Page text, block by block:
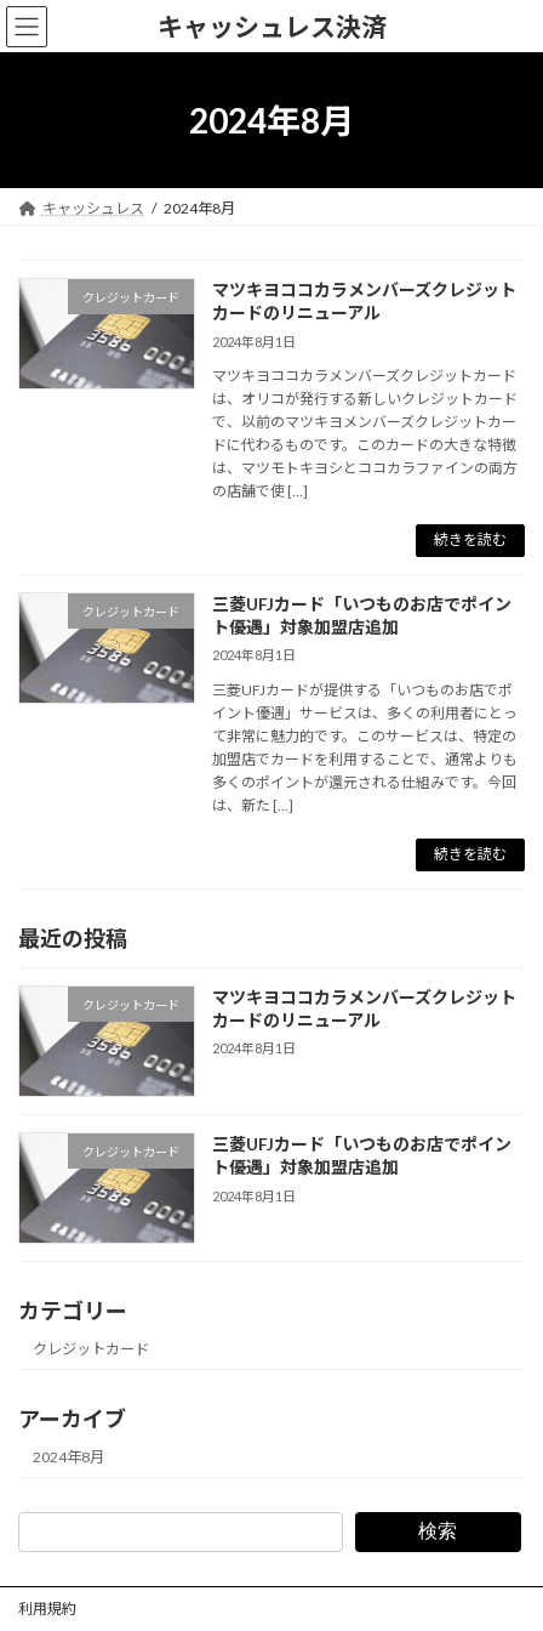
コ
ン
ナ
ビ
キャッシュレス決済
2024年8月
キャッシュレス 2024年8月
クレジットカード
マツキヨココカラメンバーズクレジット
カードのリニューアル
2024年8月1日
マツキヨココカラメンバーズクレジットカード
は、オリコが発行する新しいクレジットカード
で、以前のマツキヨメンバーズクレジットカー
ドに代わるものです。このカードの大きな特徴
は、マツモトキヨシとココカラファインの両方
の店舗で使 […]
続きを読む
クレジットカード
三菱UFJカード「いつものお店でポイン
ト優遇」対象加盟店追加
2024年8月1日
三菱UFJカードが提供する「いつものお店でポ
イント優遇」サービスは、多くの利用者にとっ
て非常に魅力的です。このサービスは、特定の
加盟店でカードを利用することで、通常よりも
多くのポイントが還元される仕組みです。今回
は、新た […]
続きを読む
最近の投稿
クレジットカード
マツキヨココカラメンバーズクレジット
カードのリニューアル
2024年8月1日
クレジットカード
三菱UFJカード「いつものお店でポイン
ト優遇」対象加盟店追加
2024年8月1日
カテゴリー
クレジットカード
アーカイブ
2024年8月
検索
利用規約